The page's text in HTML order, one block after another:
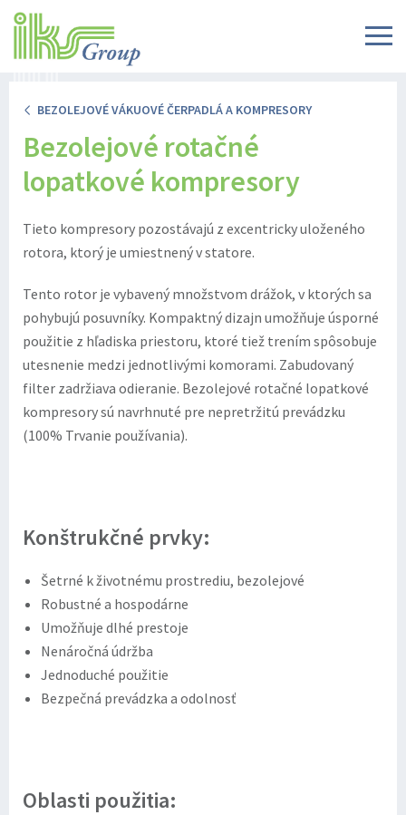
BEZOLEJOVÉ VÁKUOVÉ ČERPADLÁ A KOMPRESORY
Bezolejové rotačné
lopatkové kompresory
Tieto kompresory pozostávajú z excentricky uloženého
rotora, ktorý je umiestnený v statore.
Tento rotor je vybavený množstvom drážok, v ktorých sa
pohybujú posuvníky. Kompaktný dizajn umožňuje úsporné
použitie z hľadiska priestoru, ktoré tiež trením spôsobuje
utesnenie medzi jednotlivými komorami. Zabudovaný
filter zadržiava odieranie. Bezolejové rotačné lopatkové
kompresory sú navrhnuté pre nepretržitú prevádzku
(100% Trvanie používania).
Konštrukčné prvky:
Šetrné k životnému prostrediu, bezolejové
Robustné a hospodárne
Umožňuje dlhé prestoje
Nenáročná údržba
Jednoduché použitie
Bezpečná prevádzka a odolnosť
Oblasti použitia: